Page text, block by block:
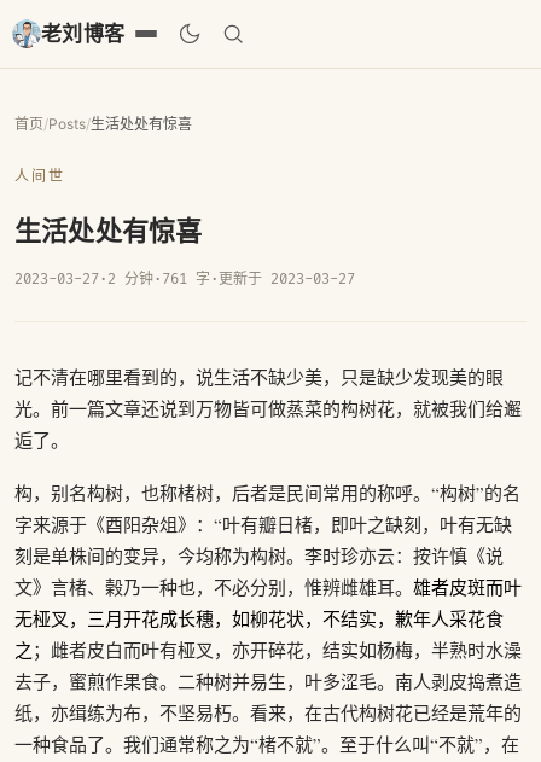
老刘博客
首页/Posts/生活处处有惊喜
人间世
生活处处有惊喜
2023-03-27· 2 分钟· 761 字 · 更新于 2023-03-27
记不清在哪里看到的，说生活不缺少美，只是缺少发现美的眼
光。前一篇文章还说到万物皆可做蒸菜的构树花，就被我们给邂
逅了。
构，别名构树，也称楮树，后者是民间常用的称呼。“构树”的名
字来源于《酉阳杂俎》：“叶有瓣日楮，即叶之缺刻，叶有无缺
刻是单株间的变异，今均称为构树。李时珍亦云：按许慎《说
文》言楮、榖乃一种也，不必分别，惟辨雌雄耳。 雄者皮斑而叶
无桠叉，三月开花成长穗，如柳花状，不结实，歉年人采花食
之 ；雌者皮白而叶有桠叉，亦开碎花，结实如杨梅，半熟时水澡
去子，蜜煎作果食。二种树并易生，叶多涩毛。南人剥皮捣煮造
纸，亦缉练为布，不坚易朽。看来，在古代构树花已经是荒年的
一种食品了。我们通常称之为“楮不就”。至于什么叫“不就”，在